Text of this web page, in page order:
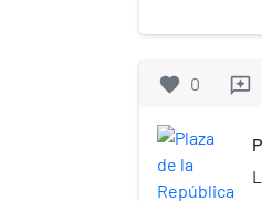
favorite 0 reviews